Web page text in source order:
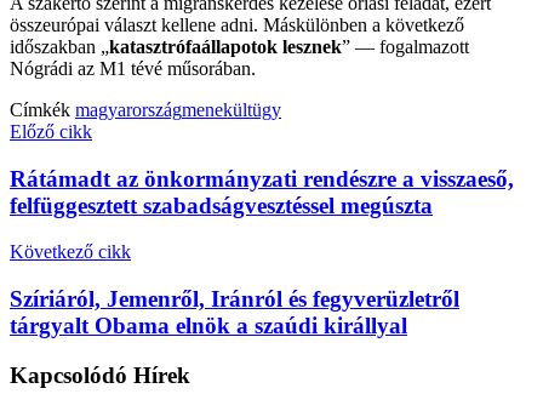
összeurópai választ kellene adni. Máskülönben a következő
időszakban „katasztrófaállapotok lesznek” — fogalmazott
Nógrádi az M1 tévé műsorában.
Címkék magyarországmenekültügy
Előző cikk
Rátámadt az önkormányzati rendészre a visszaeső,
felfüggesztett szabadságvesztéssel megúszta
Következő cikk
Szíriáról, Jemenről, Iránról és fegyverüzletről
tárgyalt Obama elnök a szaúdi királlyal
Kapcsolódó Hírek